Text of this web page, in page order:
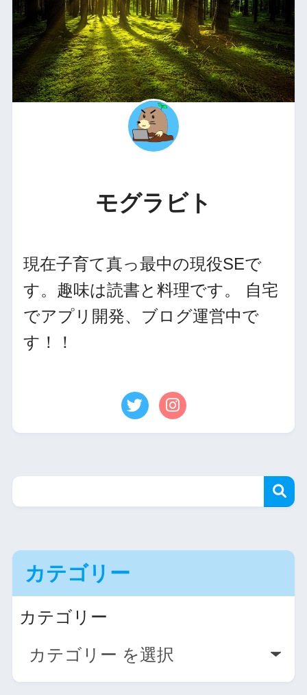
モグラビト
現在子育て真っ最中の現役SEで
す。趣味は読書と料理です。 自宅
でアプリ開発、ブログ運営中で
す！！
カテゴリー
カテゴリー